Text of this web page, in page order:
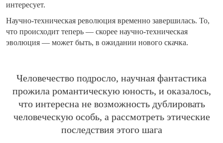
интересует.
Научно-техническая революция временно завершилась. То,
что происходит теперь — скорее научно-техническая
эволюция — может быть, в ожидании нового скачка.
Человечество подросло, научная фантастика
прожила романтическую юность, и оказалось,
что интересна не возможность дублировать
человеческую особь, а рассмотреть этические
последствия этого шага